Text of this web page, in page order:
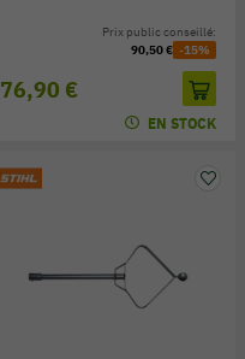
76,90 €
Prix public conseillé:
90,50 € -15%
EN STOCK